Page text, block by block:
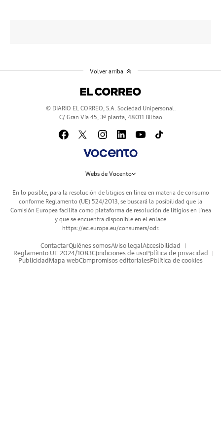
© DIARIO EL CORREO, S.A. Sociedad Unipersonal.
C/ Gran Vía 45, 3ª planta, 48011 Bilbao
Webs de Vocento
En lo posible, para la resolución de litigios en línea en materia de consumo
conforme Reglamento (UE) 524/2013, se buscará la posibilidad que la
Comisión Europea facilita como plataforma de resolución de litigios en línea
y que se encuentra disponible en el enlace
https://ec.europa.eu/consumers/odr.
ContactarQuiénes somosAviso legal Accesibilidad
Reglamento UE 2024/1083Condiciones de usoPolítica de privacidad
Publicidad Mapa webCompromisos editorialesPolítica de cookies
Volver arriba